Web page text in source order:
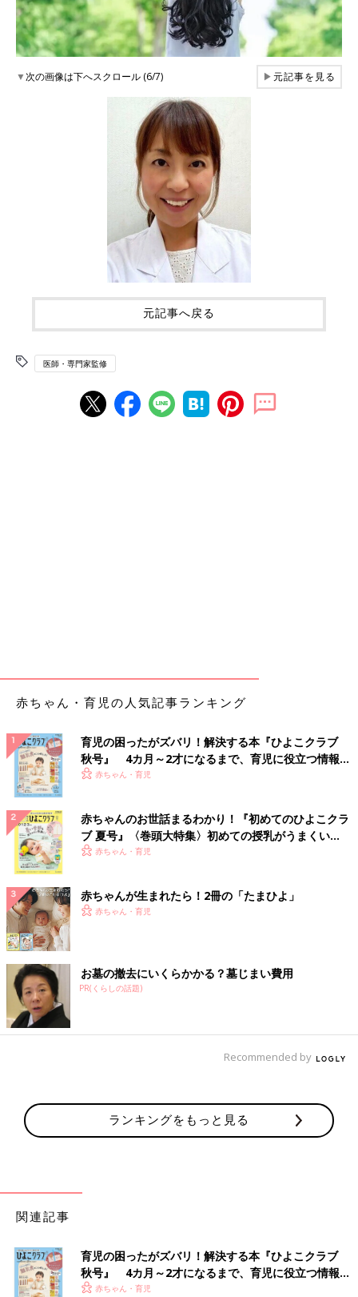
▼次の画像は下へスクロール (6/7) ▶元記事を見る
元記事へ戻る
医師・専門家監修
赤ちゃん・育児の人気記事ランキング
育児の困ったがズバリ！解決する本『ひよこクラブ
秋号』 4カ月～2才になるまで、育児に役立つ情報が
いっぱい！
赤ちゃん・育児
赤ちゃんのお世話まるわかり！『初めてのひよこクラ
ブ 夏号』〈巻頭大特集〉初めての授乳がうまくい
く！ おっぱい・ミルクの基本と夏のトラブル 解決テ
赤ちゃん・育児
赤ちゃんが生まれたら！2冊の「たまひよ」
赤ちゃん・育児
お墓の撤去にいくらかかる？墓じまい費用
PR(くらしの話題)
Recommended by
ランキングをもっと見る
関連記事
育児の困ったがズバリ！解決する本『ひよこクラブ
秋号』 4カ月～2才になるまで、育児に役立つ情報が
いっぱい！
赤ちゃん・育児